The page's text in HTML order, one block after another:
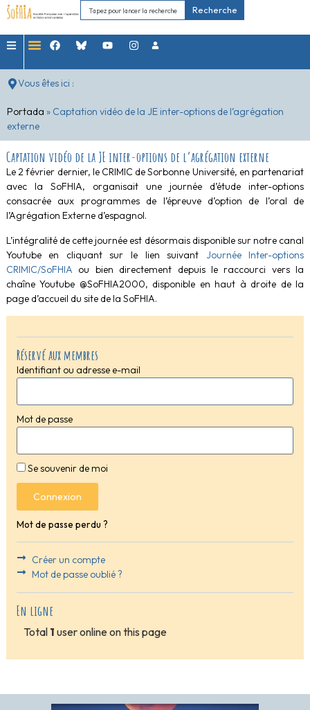
Recherche
Vous êtes ici :
Portada » Captation vidéo de la JE inter-options de l’agrégation
externe
Réservé aux membres
Identifiant ou adresse e-mail
Mot de passe
Se souvenir de moi
Connexion
Mot de passe perdu ?
Créer un compte
Mot de passe oublié ?
En ligne
Total 1 user online on this page
Captation vidéo de la JE inter-options de l’agrégation externe
Le 2 février dernier, le CRIMIC de Sorbonne Université, en partenariat
avec la SoFHIA, organisait une journée d’étude inter-options
consacrée aux programmes de l’épreuve d’option de l’oral de
l’Agrégation Externe d’espagnol.
L’intégralité de cette journée est désormais disponible sur notre canal
Youtube en cliquant sur le lien suivant Journée Inter-options
CRIMIC/SoFHIA ou bien directement depuis le raccourci vers la
chaîne Youtube @SoFHIA2000, disponible en haut à droite de la
page d’accueil du site de la SoFHIA.